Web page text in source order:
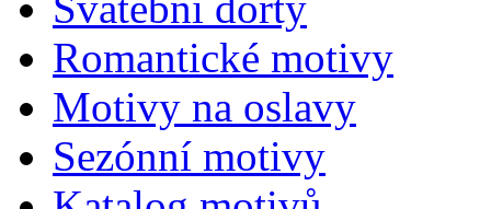
Romantické motivy
Motivy na oslavy
Sezónní motivy